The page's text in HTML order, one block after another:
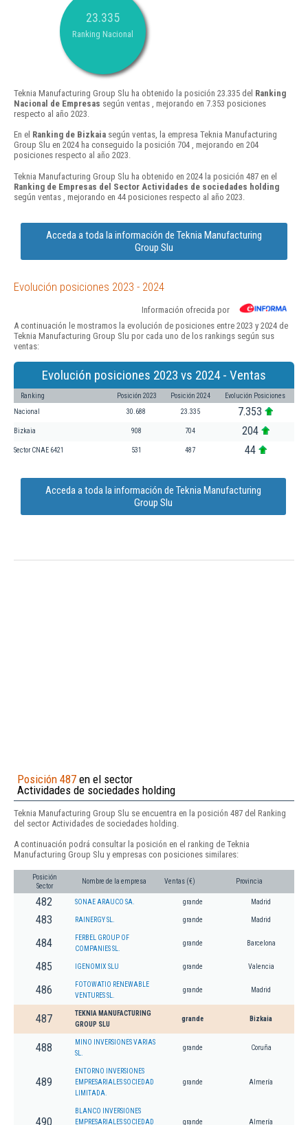
23.335
Ranking Nacional
Teknia Manufacturing Group Slu ha obtenido la posición 23.335 del Ranking
Nacional de Empresas según ventas , mejorando en 7.353 posiciones
respecto al año 2023.
En el Ranking de Bizkaia según ventas, la empresa Teknia Manufacturing
Group Slu en 2024 ha conseguido la posición 704 , mejorando en 204
posiciones respecto al año 2023.
Teknia Manufacturing Group Slu ha obtenido en 2024 la posición 487 en el
Ranking de Empresas del Sector Actividades de sociedades holding
según ventas , mejorando en 44 posiciones respecto al año 2023.
Acceda a toda la información de Teknia Manufacturing
Group Slu
Evolución posiciones 2023 - 2024
Información ofrecida por
A continuación le mostramos la evolución de posiciones entre 2023 y 2024 de
Teknia Manufacturing Group Slu por cada uno de los rankings según sus
ventas:
Evolución posiciones 2023 vs 2024 - Ventas
Ranking Posición 2023 Posición 2024 Evolución Posiciones
Nacional 30.688 23.335 7.353
Bizkaia 908 704 204
Sector CNAE 6421 531 487 44
Acceda a toda la información de Teknia Manufacturing
Group Slu
Posición 487 en el sector
Actividades de sociedades holding
Teknia Manufacturing Group Slu se encuentra en la posición 487 del Ranking
del sector Actividades de sociedades holding.
A continuación podrá consultar la posición en el ranking de Teknia
Manufacturing Group Slu y empresas con posiciones similares:
Posición
Sector
Nombre de la empresa Ventas (€) Provincia
482 SONAE ARAUCO SA. grande Madrid
483 RAINERGY SL. grande Madrid
484
FERBEL GROUP OF
COMPANIES SL.
grande Barcelona
485 IGENOMIX SLU grande Valencia
486
FOTOWATIO RENEWABLE
VENTURES SL.
grande Madrid
487
TEKNIA MANUFACTURING
GROUP SLU
grande Bizkaia
488
MINO INVERSIONES VARIAS
SL.
grande Coruña
489
ENTORNO INVERSIONES
EMPRESARIALES SOCIEDAD
LIMITADA.
grande Almería
490
BLANCO INVERSIONES
EMPRESARIALES SOCIEDAD
grande Almería